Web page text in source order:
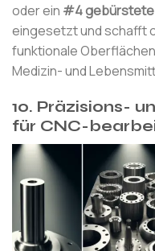
oder ein #4
eingesetzt und schafft
funktionale
Medizin- und
10. Präzisions-
für CNC-